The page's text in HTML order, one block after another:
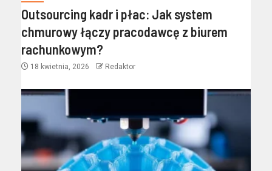
Outsourcing kadr i płac: Jak system
chmurowy łączy pracodawcę z biurem
rachunkowym?
18 kwietnia, 2026 Redaktor